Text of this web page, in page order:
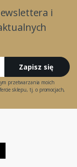
i
Zapisz się
przetwarzania moich
sklepu, tj. o promocjach,